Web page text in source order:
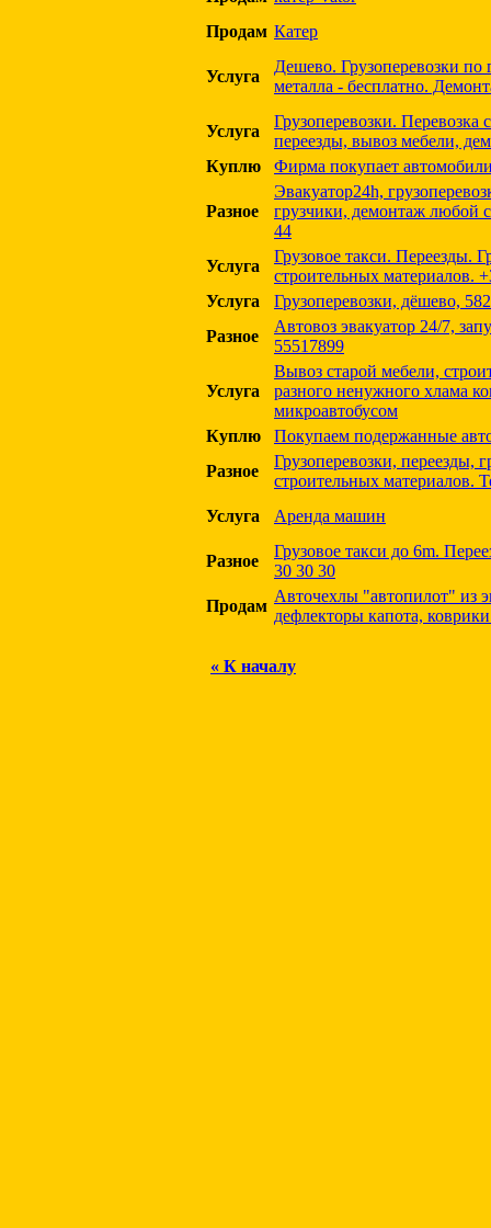
Продам Катер
Услуга
Дешево. Грузоперевозки по
металла - бесплатно.
Услуга
Грузоперевозки. Перевозка
переезды, вывоз мебели,
Куплю
Фирма покупает
Разное
Эвакуатор24h,
грузчики, демонтаж любой
44
Услуга
Грузовое такси. Переезды.
строительных материалов.
Услуга
Грузоперевозки, дёшево,
Разное
Автовоз эвакуатор 24/7,
55517899
Услуга
Вывоз старой мебели,
разного ненужного хлама
микроавтобусом
Куплю
Покупаем подержанные
Разное
Грузоперевозки, переезды,
строительных материалов.
Услуга
Аренда машин
Разное
Грузовое такси до 6m.
30 30 30
Продам
Авточехлы "автопилот" из
дефлекторы капота,
« К началу